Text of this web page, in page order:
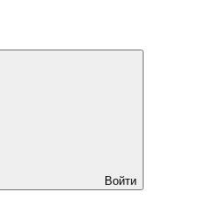
Войти